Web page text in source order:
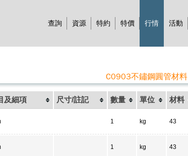
查詢 資源 特約 特價 行情 活動
C0903不鏽鋼圓管材料
及細項 尺寸/註記 數量 單位 材料
1 kg 43
1 kg 43